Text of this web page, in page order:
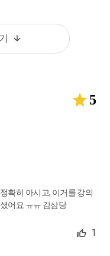
될까요?
부
약서는 어떻게 작성해야
약서 작성 안 해도 되나
작성해야 하는지 여부
5
확히 아시고, 이거를 강의
어요 ㅠㅠ 감삼당
1